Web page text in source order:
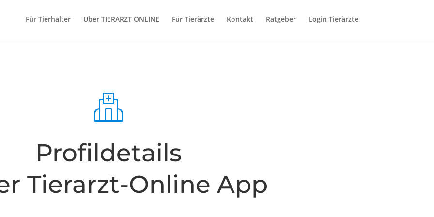
Für Tierhalter Über TIERARZT ONLINE Für Tierärzte Kontakt Ratgeber Login Tierärzte
Profildetails
Tierarzt-Online App